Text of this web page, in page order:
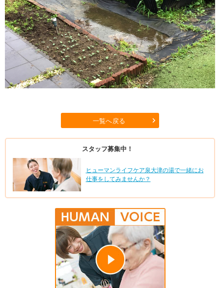
一覧へ戻る
スタッフ募集中！
ヒューマンライフケア泉大津の湯で一緒にお
仕事をしてみませんか？